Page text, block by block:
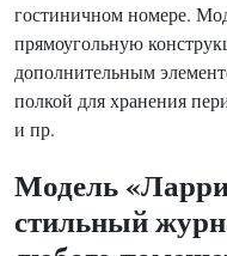
гостиничном номере.
прямоугольную
дополнительным
полкой для хранения
и пр.
Модель
стильный